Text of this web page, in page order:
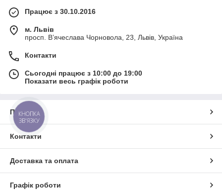
Працює з 30.10.2016
м. Львів
просп. В’ячеслава Чорновола, 23, Львів, Україна
Контакти
Сьогодні працює з 10:00 до 19:00
Показати весь графік роботи
Про нас
Контакти
Доставка та оплата
Графік роботи
КНОПКА
ЗВ'ЯЗКУ